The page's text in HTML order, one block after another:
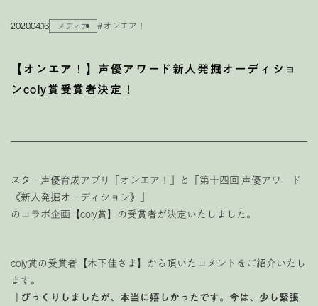
2020.04.16 メディア #オンエア！
【オンエア！】声優アワード新人発掘オーディショ
ンcoly賞受賞者決定！
スター声優育成アプリ「オンエア！」と「第十四回 声優アワード
《新人発掘オーディション》」
のコラボ企画【coly賞】の受賞者が決定いたしました。
coly賞の受賞者【木下佳さま】から頂いたコメントをご紹介いたし
ます。
「びっくりしましたが、本当に嬉しかったです。今は、少し緊張